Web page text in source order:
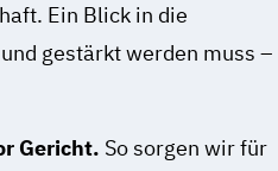
Ein Blick in die
gestärkt werden muss –
Gericht. So sorgen wir für